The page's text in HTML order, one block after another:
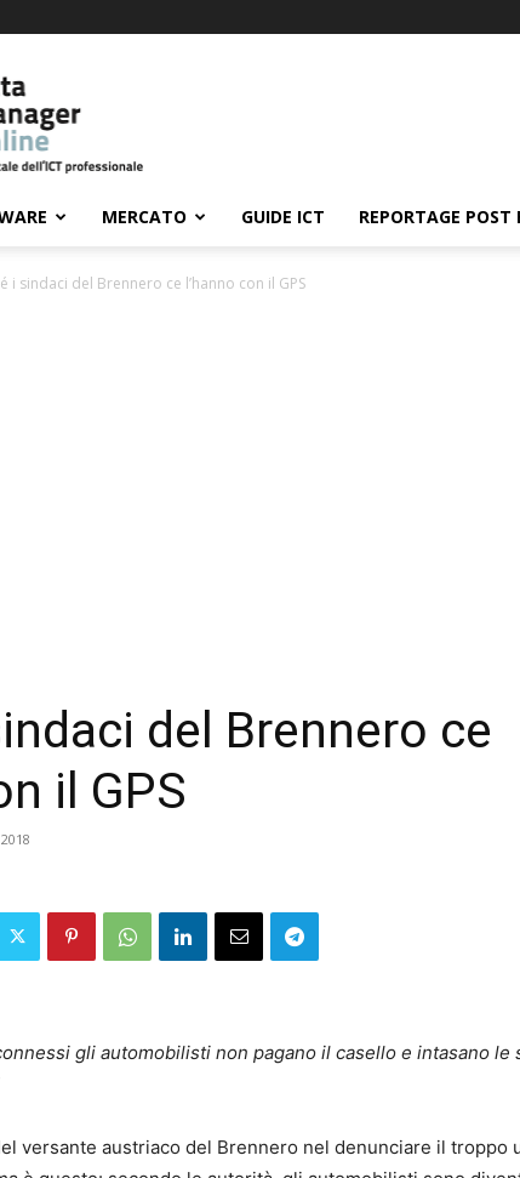
MERCATO GUIDE ICT REPORTAGE POST
i sindaci del Brennero ce l’hanno con il GPS
del Brennero ce
il GPS
gli automobilisti non pagano il casello e intasano le
versante austriaco del Brennero nel denunciare il troppo